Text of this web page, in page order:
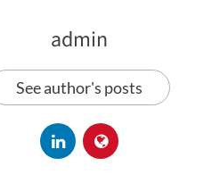
admin
See author's posts